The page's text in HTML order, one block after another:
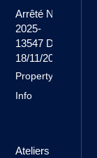
Arrêté N°
2025-
13547 Du
18/11/2025
Property
Info
Ateliers